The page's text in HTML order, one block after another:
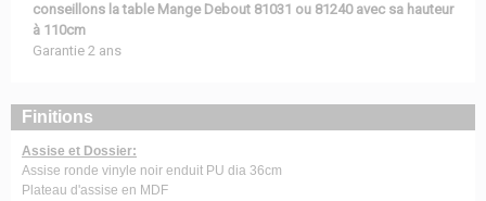
conseillons la table Mange Debout 81031 ou 81240 avec sa hauteur
à 110cm
Garantie 2 ans
Finitions
Assise et Dossier:
Assise ronde vinyle noir enduit PU dia 36cm
Plateau d'assise en MDF